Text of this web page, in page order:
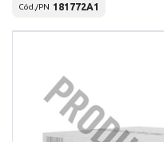
Cód./PN 181772A1